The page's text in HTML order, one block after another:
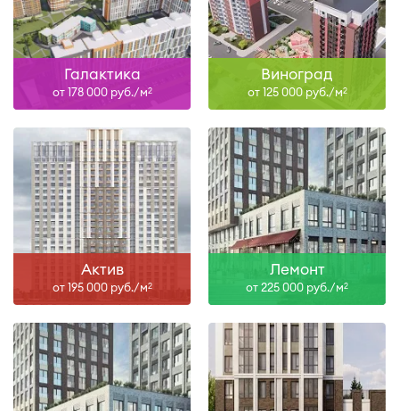
Галактика
от 178 000 руб./м2
Виноград
от 125 000 руб./м2
Актив
от 195 000 руб./м2
Лемонт
от 225 000 руб./м2